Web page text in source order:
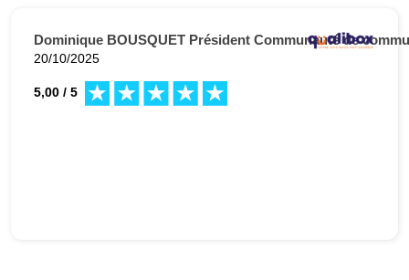
Dominique BOUSQUET Président Communauté de
20/10/2025
5,00 / 5